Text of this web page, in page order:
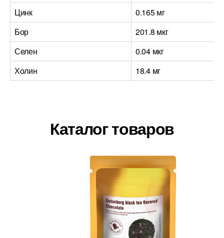
Цинк
0.165 мг
Бор
201.8 мкг
Селен
0.04 мкг
Холин
18.4 мг
Каталог товаров